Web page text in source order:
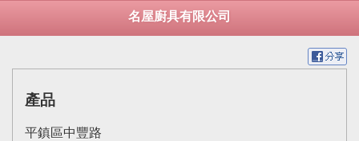
名屋廚具有限公司
產品
平鎮區中豐路